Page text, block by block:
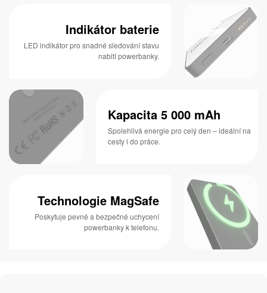
Indikátor baterie
LED indikátor pro snadné sledování stavu
nabití powerbanky.
Kapacita 5 000 mAh
Spolehlivá energie pro celý den – ideální na
cesty i do práce.
Technologie MagSafe
Poskytuje pevné a bezpečné uchycení
powerbanky k telefonu.